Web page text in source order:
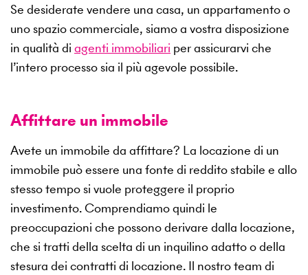
Se desiderate vendere una casa, un appartamento o
uno spazio commerciale, siamo a vostra disposizione
in qualità di agenti immobiliari per assicurarvi che
l’intero processo sia il più agevole possibile.
Affittare un immobile
Avete un immobile da affittare? La locazione di un
immobile può essere una fonte di reddito stabile e allo
stesso tempo si vuole proteggere il proprio
investimento. Comprendiamo quindi le
preoccupazioni che possono derivare dalla locazione,
che si tratti della scelta di un inquilino adatto o della
stesura dei contratti di locazione. Il nostro team di